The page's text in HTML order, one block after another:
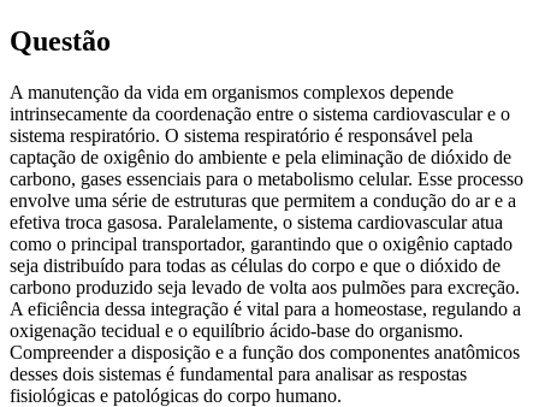
Questão
A manutenção da vida em organismos complexos depende
intrinsecamente da coordenação entre o sistema cardiovascular e o
sistema respiratório. O sistema respiratório é responsável pela
captação de oxigênio do ambiente e pela eliminação de dióxido de
carbono, gases essenciais para o metabolismo celular. Esse processo
envolve uma série de estruturas que permitem a condução do ar e a
efetiva troca gasosa. Paralelamente, o sistema cardiovascular atua
como o principal transportador, garantindo que o oxigênio captado
seja distribuído para todas as células do corpo e que o dióxido de
carbono produzido seja levado de volta aos pulmões para excreção.
A eficiência dessa integração é vital para a homeostase, regulando a
oxigenação tecidual e o equilíbrio ácido-base do organismo.
Compreender a disposição e a função dos componentes anatômicos
desses dois sistemas é fundamental para analisar as respostas
fisiológicas e patológicas do corpo humano.